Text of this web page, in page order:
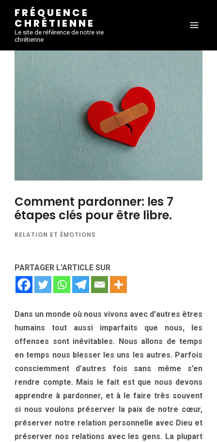
FRÉQUENCE
CHRÉTIENNE
Le site de référence de notre vie
chrétienne
Comment pardonner: les 7
étapes clés pour être libre.
RELATION ET ÉMOTIONS
PARTAGER L'ARTICLE SUR
Dans un monde où nous vivons avec d’autres êtres
humains tout aussi imparfaits que nous, les
offenses sont inévitables. Nous allons de temps
en temps nous blesser les uns les autres. Parfois
consciemment d’autres fois sans même s’en
rendre compte. Mais le fait est que nous devons
apprendre à pardonner, et à le faire très souvent
si nous voulons préserver la paix de notre cœur,
préserver notre relation personnelle avec Dieu et
préserver nos relations avec les gens. La plupart